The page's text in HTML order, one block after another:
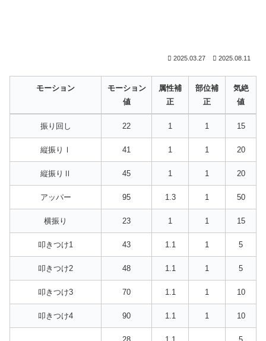
2025.03.27 2025.08.11
モーション
モーション
値
属性補
正
部位補
正
気絶
値
モーション
モーション
属性補
部位補
気絶
振り回し 22 1 1 15
縦振りⅠ 41 1 1 20
縦振りⅡ 45 1 1 20
アッパー 95 1.3 1 50
横振り 23 1 1 15
叩きつけ1 43 1.1 1 5
叩きつけ2 48 1.1 1 5
叩きつけ3 70 1.1 1 10
叩きつけ4 90 1.1 1 10